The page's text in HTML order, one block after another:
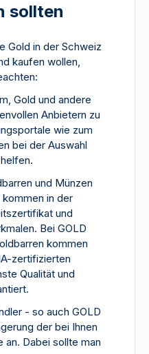
sollten
Gold in der Schweiz
kaufen wollen,
Gold und andere
Anbietern zu
wie zum
bei der Auswahl
und Münzen
in der
und
Bei GOLD
kommen
zertifizierten
Qualität und
- so auch GOLD
der bei Ihnen
an. Dabei sollte man